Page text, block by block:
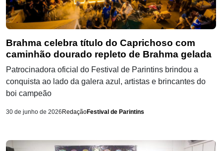
Brahma celebra título do Caprichoso com
caminhão dourado repleto de Brahma gelada
Patrocinadora oficial do Festival de Parintins brindou a
conquista ao lado da galera azul, artistas e brincantes do
boi campeão
30 de junho de 2026 RedaçãoFestival de Parintins